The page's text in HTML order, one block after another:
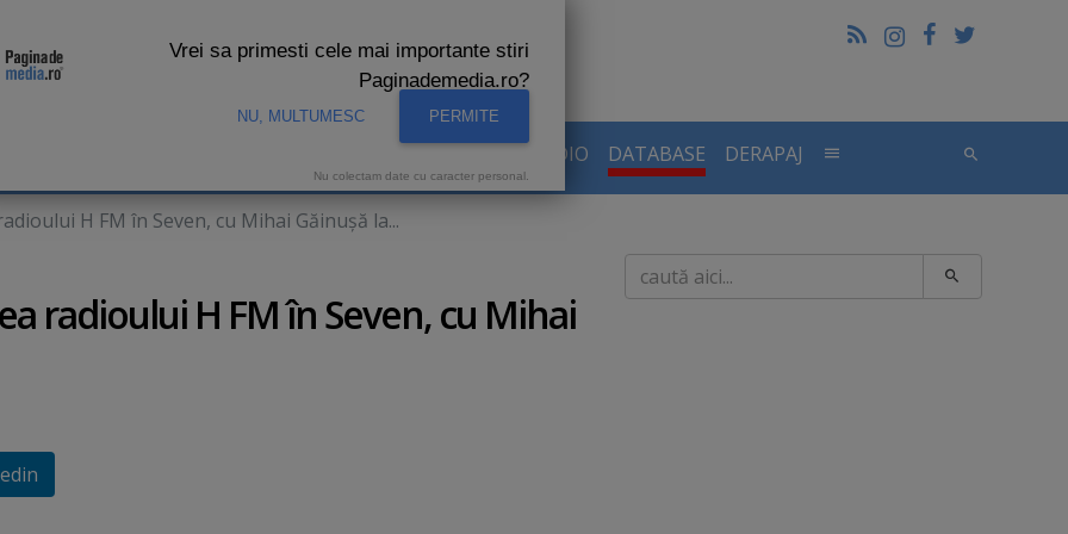
AUDIENTE RADIO DATABASE DERAPAJ
H FM în Seven, cu Mihai Găinuşă la...
radioului H FM în Seven, cu Mihai
Caută
Vrei sa primesti cele mai importante stiri
Paginademedia.ro?
NU, MULTUMESC PERMITE
Nu colectam date cu caracter personal.